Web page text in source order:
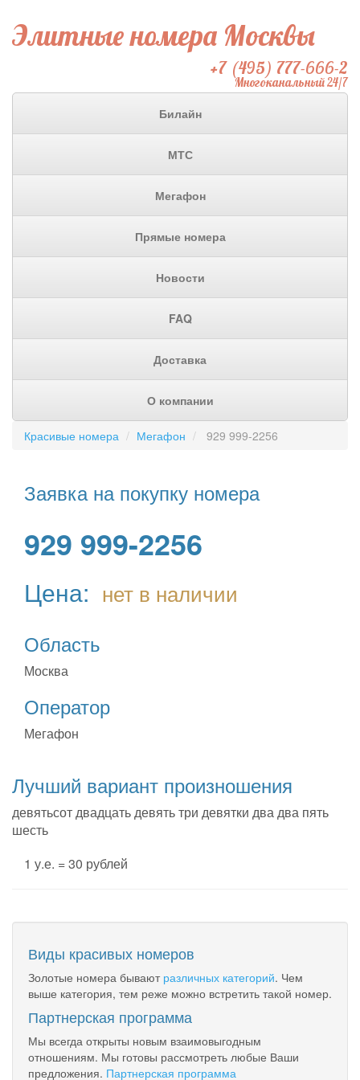
Элитные номера Москвы
+7 (495) 777-666-2
Многоканальный 24/7
Билайн
МТС
Мегафон
Прямые номера
Новости
FAQ
Доставка
О компании
Красивые номера Мегафон 929 999-2256
Заявка на покупку номера
929 999-2256
Цена: нет в наличии
Область
Москва
Оператор
Мегафон
Лучший вариант произношения
девятьсот двадцать девять три девятки два два пять
шесть
1 у.е. = 30 рублей
Виды красивых номеров
Золотые номера бывают различных категорий. Чем
выше категория, тем реже можно встретить такой номер.
Партнерская программа
Мы всегда открыты новым взаимовыгодным
отношениям. Мы готовы рассмотреть любые Ваши
предложения. Партнерская программа